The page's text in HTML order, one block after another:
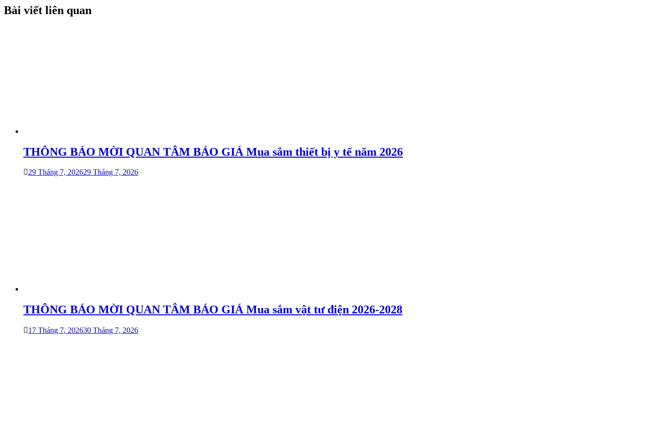
bài
Bài viết liên quan
THÔNG BÁO MỜI QUAN TÂM BÁO GIÁ Mua sắm thiết bị y tế năm 2026
29 Tháng 7, 202629 Tháng 7, 2026
THÔNG BÁO MỜI QUAN TÂM BÁO GIÁ Mua sắm vật tư điện 2026-2028
17 Tháng 7, 202630 Tháng 7, 2026